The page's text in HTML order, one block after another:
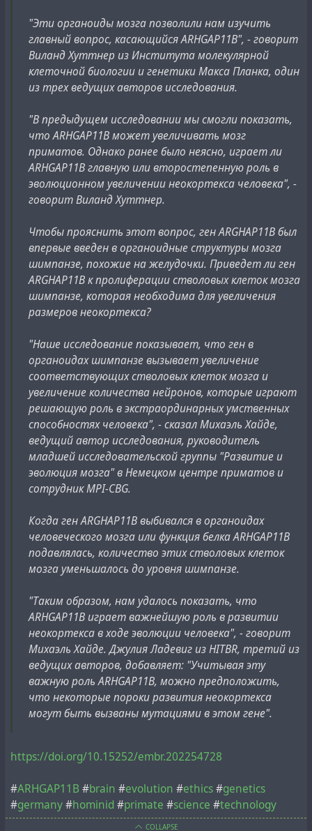
"Эти органоиды мозга позволили нам изучить
главный вопрос, касающийся ARHGAP11B", - говорит
Виланд Хуттнер из Института молекулярной
клеточной биологии и генетики Макса Планка, один
из трех ведущих авторов исследования.
"В предыдущем исследовании мы смогли показать,
что ARHGAP11B может увеличивать мозг
приматов. Однако ранее было неясно, играет ли
ARHGAP11B главную или второстепенную роль в
эволюционном увеличении неокортекса человека", -
говорит Виланд Хуттнер.
Чтобы прояснить этот вопрос, ген ARGHAP11B был
впервые введен в органоидные структуры мозга
шимпанзе, похожие на желудочки. Приведет ли ген
ARGHAP11B к пролиферации стволовых клеток мозга
шимпанзе, которая необходима для увеличения
размеров неокортекса?
"Наше исследование показывает, что ген в
органоидах шимпанзе вызывает увеличение
соответствующих стволовых клеток мозга и
увеличение количества нейронов, которые играют
решающую роль в экстраординарных умственных
способностях человека", - сказал Михаэль Хайде,
ведущий автор исследования, руководитель
младшей исследовательской группы "Развитие и
эволюция мозга" в Немецком центре приматов и
сотрудник MPI-CBG.
Когда ген ARGHAP11B выбивался в органоидах
человеческого мозга или функция белка ARHGAP11B
подавлялась, количество этих стволовых клеток
мозга уменьшалось до уровня шимпанзе.
"Таким образом, нам удалось показать, что
ARHGAP11B играет важнейшую роль в развитии
неокортекса в ходе эволюции человека", - говорит
Михаэль Хайде. Джулия Ладевиг из HITBR, третий из
ведущих авторов, добавляет: "Учитывая эту
важную роль ARHGAP11B, можно предположить,
что некоторые пороки развития неокортекса
могут быть вызваны мутациями в этом гене".
https://doi.org/10.15252/embr.202254728
#ARHGAP11B #brain #evolution #ethics#genetics
#germany#hominid #primate #science #technology
COLLAPSE